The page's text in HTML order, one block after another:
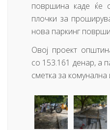
површина каде ќе
плочки за
нова паркинг
Овој проект
со 153.161 денар, а
сметка за комунална